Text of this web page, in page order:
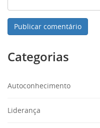
Categorias
Autoconhecimento
Liderança